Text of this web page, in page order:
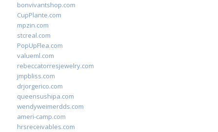
bonvivantshop.com
CupPlante.com
mpzin.com
stcreal.com
PopUpFlea.com
valueml.com
rebeccatorresjewelry.com
jmpbliss.com
drjorgerico.com
queensushipa.com
wendyweimerdds.com
ameri-camp.com
hrsreceivables.com